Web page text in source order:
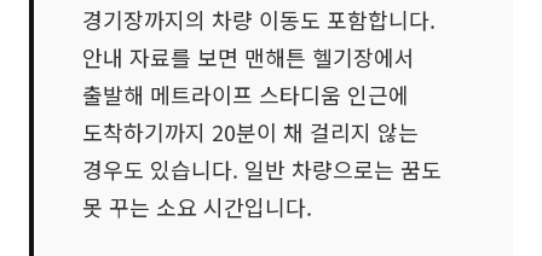
경기장까지의 차량 이동도 포함합니다.
안내 자료를 보면 맨해튼 헬기장에서
출발해 메트라이프 스타디움 인근에
도착하기까지 20분이 채 걸리지 않는
경우도 있습니다. 일반 차량으로는 꿈도
못 꾸는 소요 시간입니다.